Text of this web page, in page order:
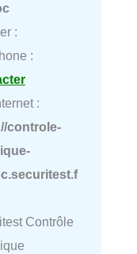
:
:
:
controle-
Contrôle